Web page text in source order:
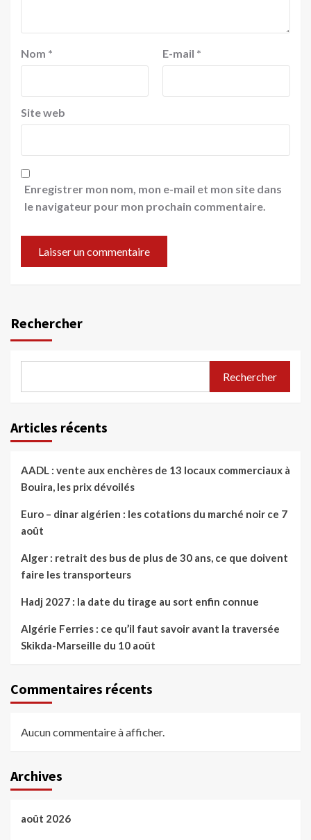
Nom * E-mail *
Site web
Enregistrer mon nom, mon e-mail et mon site dans
le navigateur pour mon prochain commentaire.
Rechercher
Rechercher
Articles récents
AADL : vente aux enchères de 13 locaux commerciaux à
Bouira, les prix dévoilés
Euro – dinar algérien : les cotations du marché noir ce 7
août
Alger : retrait des bus de plus de 30 ans, ce que doivent
faire les transporteurs
Hadj 2027 : la date du tirage au sort enfin connue
Algérie Ferries : ce qu’il faut savoir avant la traversée
Skikda-Marseille du 10 août
Commentaires récents
Aucun commentaire à afficher.
Archives
août 2026